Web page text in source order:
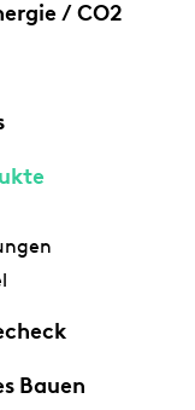
/ CO2
Bauen